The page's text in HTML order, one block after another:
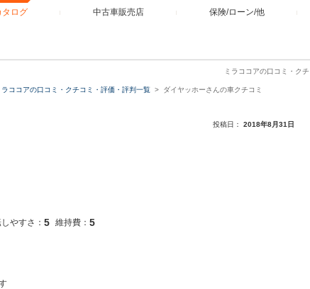
タログ 中古車販売店 保険/ローン/他
ミラココアの口コミ・ク
ラココアの口コミ・クチコミ・評価・評判一覧 ダイヤッホーさんの車クチコミ
投稿日： 2018年8月31日
やすさ： 5 維持費： 5